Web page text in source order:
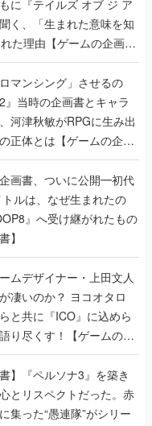
に『テイルズ オブ ジ ア
く、「生まれた意味を知
た理由【ゲームの企画
マンシング」させるの
』当時の企画書とキャラ
河津秋敏がRPGに生み出
正体とは【ゲームの企画
企画書、ついに公開━初代
ルは、なぜ生まれたの
』へ受け継がれたもの
】
ムデザイナー・上田文人
凄いのか？ ヨコオタロ
と共に『ICO』に込めら
り尽くす！【ゲームの企
】『ペルソナ3』を築き
とリスペクトだった。赤
集った“愚連隊”がシリー